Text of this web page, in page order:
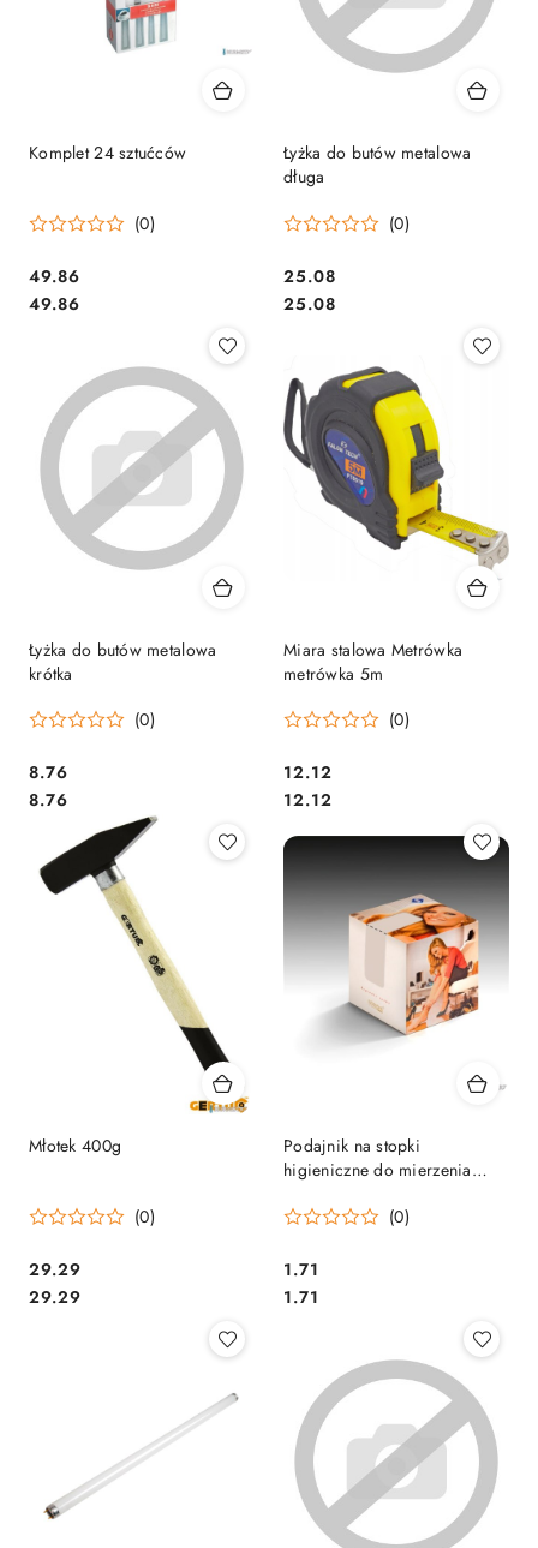
Komplet 24 sztućców
(0)
Cena:
49.86
Cena:
49.86
Łyżka do butów metalowa
długa
(0)
Cena:
25.08
Cena:
25.08
Łyżka do butów metalowa
krótka
(0)
Cena:
8.76
Cena:
8.76
Miara stalowa Metrówka
metrówka 5m
(0)
Cena:
12.12
Cena:
12.12
Młotek 400g
(0)
Cena:
29.29
Cena:
29.29
Podajnik na stopki
higieniczne do mierzenia
(0)
Cena:
1.71
Cena:
1.71